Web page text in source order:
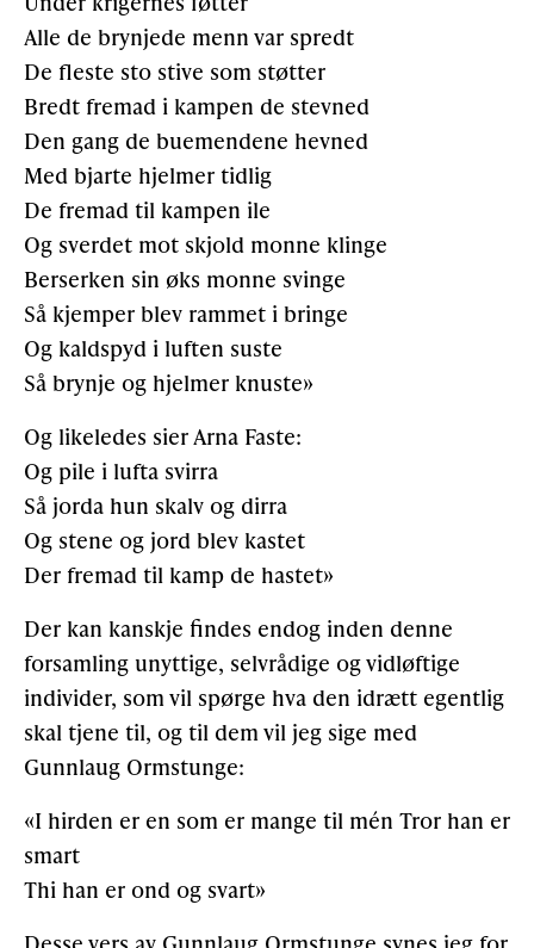
Alle de brynjede menn var spredt
De fleste sto stive som støtter
Bredt fremad i kampen de stevned
Den gang de buemendene hevned
Med bjarte hjelmer tidlig
De fremad til kampen ile
Og sverdet mot skjold monne klinge
Berserken sin øks monne svinge
Så kjemper blev rammet i bringe
Og kaldspyd i luften suste
Så brynje og hjelmer knuste»
Og likeledes sier Arna Faste:
Og pile i lufta svirra
Så jorda hun skalv og dirra
Og stene og jord blev kastet
Der fremad til kamp de hastet»
Der kan kanskje findes endog inden denne
forsamling unyttige, selvrådige og vidløftige
individer, som vil spørge hva den idrætt egentlig
skal tjene til, og til dem vil jeg sige med
Gunnlaug Ormstunge:
«I hirden er en som er mange til mén Tror han er
smart
Thi han er ond og svart»